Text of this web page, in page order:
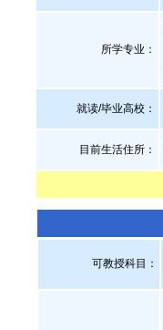
所学专业：
就读/毕业高校：
目前生活住所：
可教授科目：